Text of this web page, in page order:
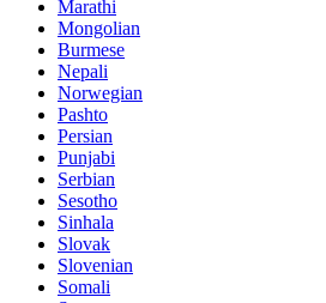
Marathi
Mongolian
Burmese
Nepali
Norwegian
Pashto
Persian
Punjabi
Serbian
Sesotho
Sinhala
Slovak
Slovenian
Somali